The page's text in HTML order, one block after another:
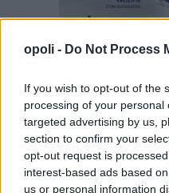
opoli - Do Not Process
If you wish to opt-out of the
processing of your
targeted advertising by us,
section to confirm your
opt-out request is
interest-based ads based
us or personal information